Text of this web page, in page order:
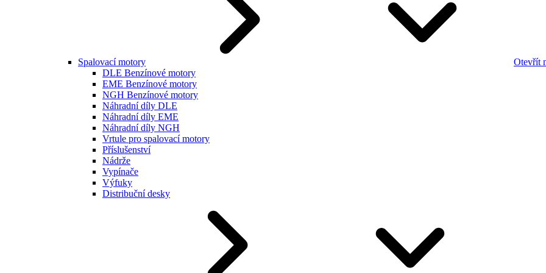
Spalovací motory
Otevřít
DLE Benzínové motory
EME Benzínové motory
NGH Benzínové motory
Náhradní díly DLE
Náhradní díly EME
Náhradní díly NGH
Vrtule pro spalovací motory
Příslušenství
Nádrže
Vypínače
Výfuky
Distribuční desky